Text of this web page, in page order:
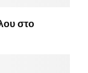
στο